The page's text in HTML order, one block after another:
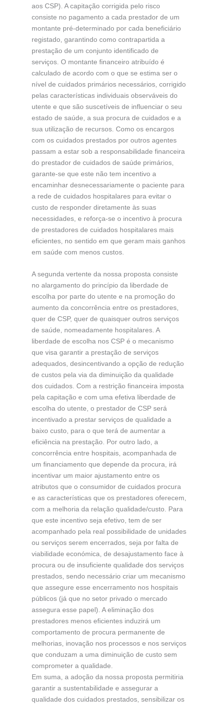
aos CSP). A capitação corrigida pelo risco
consiste no pagamento a cada prestador de um
montante pré-determinado por cada beneficiário
registado, garantindo como contrapartida a
prestação de um conjunto identificado de
serviços. O montante financeiro atribuído é
calculado de acordo com o que se estima ser o
nível de cuidados primários necessários, corrigido
pelas características individuais observáveis do
utente e que são suscetíveis de influenciar o seu
estado de saúde, a sua procura de cuidados e a
sua utilização de recursos. Como os encargos
com os cuidados prestados por outros agentes
passam a estar sob a responsabilidade financeira
do prestador de cuidados de saúde primários,
garante-se que este não tem incentivo a
encaminhar desnecessariamente o paciente para
a rede de cuidados hospitalares para evitar o
custo de responder diretamente às suas
necessidades, e reforça-se o incentivo à procura
de prestadores de cuidados hospitalares mais
eficientes, no sentido em que geram mais ganhos
em saúde com menos custos.
A segunda vertente da nossa proposta consiste
no alargamento do princípio da liberdade de
escolha por parte do utente e na promoção do
aumento da concorrência entre os prestadores,
quer de CSP, quer de quaisquer outros serviços
de saúde, nomeadamente hospitalares. A
liberdade de escolha nos CSP é o mecanismo
que visa garantir a prestação de serviços
adequados, desincentivando a opção de redução
de custos pela via da diminuição da qualidade
dos cuidados. Com a restrição financeira imposta
pela capitação e com uma efetiva liberdade de
escolha do utente, o prestador de CSP será
incentivado a prestar serviços de qualidade a
baixo custo, para o que terá de aumentar a
eficiência na prestação. Por outro lado, a
concorrência entre hospitais, acompanhada de
um financiamento que depende da procura, irá
incentivar um maior ajustamento entre os
atributos que o consumidor de cuidados procura
e as características que os prestadores oferecem,
com a melhoria da relação qualidade/custo. Para
que este incentivo seja efetivo, tem de ser
acompanhado pela real possibilidade de unidades
ou serviços serem encerrados, seja por falta de
viabilidade económica, de desajustamento face à
procura ou de insuficiente qualidade dos serviços
prestados, sendo necessário criar um mecanismo
que assegure esse encerramento nos hospitais
públicos (já que no setor privado o mercado
assegura esse papel). A eliminação dos
prestadores menos eficientes induzirá um
comportamento de procura permanente de
melhorias, inovação nos processos e nos serviços
que conduzam a uma diminuição de custo sem
comprometer a qualidade.
Em suma, a adoção da nossa proposta permitiria
garantir a sustentabilidade e assegurar a
qualidade dos cuidados prestados, sensibilizar os